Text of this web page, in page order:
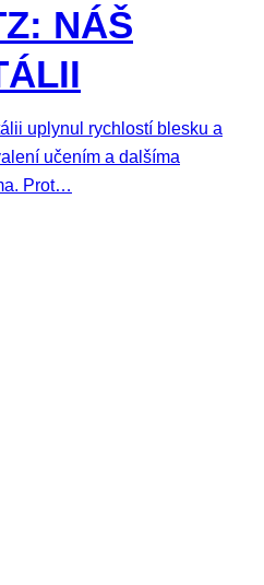
NÁŠ
uplynul rychlostí blesku a
učením a dalšíma
Prot…